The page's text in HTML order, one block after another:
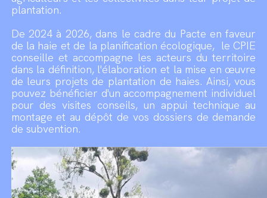
plantation.
De 2024 à 2026, dans le cadre du Pacte en faveur
de la haie et de la planification écologique, le CPIE
conseille et accompagne les acteurs du territoire
dans la définition, l'élaboration et la mise en œuvre
de leurs projets de plantation de haies. Ainsi, vous
pouvez bénéficier d'un accompagnement individuel
pour des visites conseils, un appui technique au
montage et au dépôt de vos dossiers de demande
de subvention.